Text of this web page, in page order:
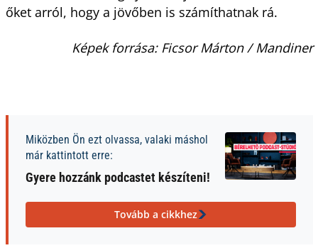
őket arról, hogy a jövőben is számíthatnak rá.
Képek forrása: Ficsor Márton / Mandiner
Miközben Ön ezt olvassa, valaki máshol
már kattintott erre:
Gyere hozzánk podcastet készíteni!
Tovább a cikkhez